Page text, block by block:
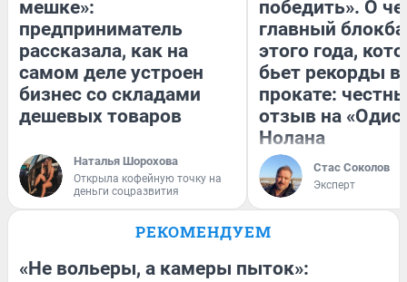
мешке»:
предприниматель
рассказала, как на
самом деле устроен
бизнес со складами
дешевых товаров
Наталья Шорохова
Открыла кофейную точку на
деньги соцразвития
победить». О
главный
этого года,
бьет рекорды в
прокате:
отзыв на
Нолана
Стас Соколов
Эксперт
РЕКОМЕНДУЕМ
«Не вольеры, а камеры пыток»: